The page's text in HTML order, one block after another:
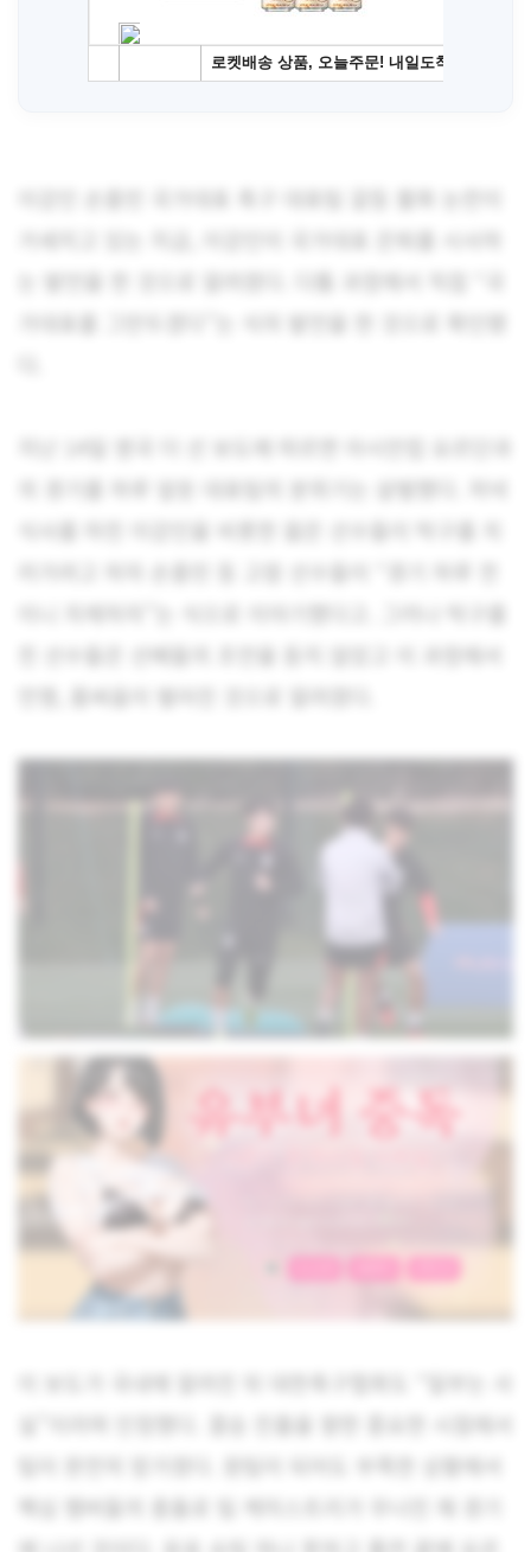
이강인 손흥민 국가대표 축구 대표팀 갈등 불화 논란이
거세지고 있는 지금, 이강인이 국가대표 은퇴를 시사하
는 발언을 한 것으로 알려졌다. 다툼 과정에서 직접 “국
가대표를 그만두겠다”는 식의 발언을 한 것으로 확인됐
의 경기를 하루 앞둔 대표팀의 분위기는 살벌했다. 저녁
식사를 마친 이강인을 비롯한 젊은 선수들이 탁구를 치
러가려고 하자 손흥민 등 고참 선수들이 “경기 하루 전
이니 자제하자”는 식으로 이야기했다고. 그러나 탁구를
친 선수들은 선배들의 조언을 듣지 않았고 이 과정에서
언쟁, 몸싸움이 벌어진 것으로 알려졌다.
실”이라며 인정했다. 결승 진출을 향한 중요한 시점에서
팀이 완전히 망가졌다. 원팀이 되어도 부족한 상황에서
핵심 멤버들의 충돌로 팀 케미스트리가 무너진 채 경기